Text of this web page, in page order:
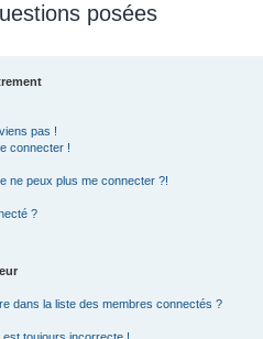
posées
pas !
connecter !
ne peux plus me connecter ?!
?
dans la liste des membres connectés ?